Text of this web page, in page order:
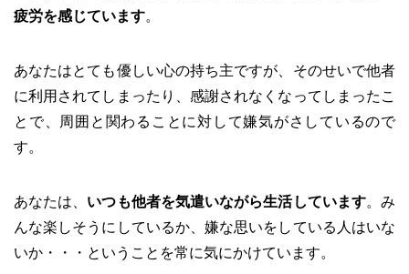
疲労を感じています。
あなたはとても優しい心の持ち主ですが、そのせいで他者
に利用されてしまったり、感謝されなくなってしまったこ
とで、周囲と関わることに対して嫌気がさしているので
す。
あなたは、 いつも他者を気遣いながら生活しています。み
んな楽しそうにしているか、嫌な思いをしている人はいな
いか・・・ということを常に気にかけています。